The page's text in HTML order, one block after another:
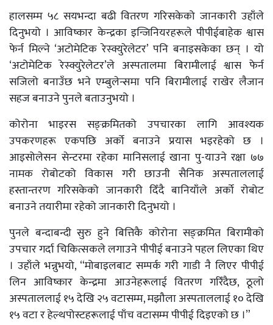
हालसम्म ५८ सयभन्दा बढी वितरण गरिसकेको जानकारी उहाँले
दिनुभयो । आविष्कार केन्द्रका इन्जिनियरहरूले पीपीईबाहेक श्वास
फेर्न मिल्ने ‘अटोमेटिक रेस्क्युरेलेटर’ पनि बनाइसकेका छन् । यो
‘अटोमेटिक रेस्क्युरेलेटर’ले अस्पतालमा बिरामीलाई श्वास फेर्न
सजिलो बनाउँछ भने एम्बुलेन्समा पनि बिरामीलाई राखेर लैजान
सहज बनाउने पुनले बताउनुभयो ।
कोरोना भाइरस सङ्क्रमितको उपचारका लागि आवश्यक
उपकरणहरू एकपछि अर्को बनाउने प्रयास भइरहेको छ ।
आइसोलेसन सेन्टरमा रहेका मानिसलाई खाना पु-याउने रक्षा ७७
नामक रोबोटको विकास गरी छाउनी सैनिक अस्पताललाई
हस्तान्तरण गरिसकेको जानकारी दिँदै बानियाँले अर्को रोबोट
बनाउने तयारीमा रहेको जानकारी दिनुभयो ।
पुनले बन्दाबन्दी सुरु हुने बित्तिकै कोरोना सङ्क्रमित बिरामीको
उपचार गर्दा चिकित्सकले लगाउने पीपीई बनाउने पहल लिएका थिए
। उहाँले भन्नुभयो, “मोबाइलबाट सम्पर्क गरी गाडी नै लिएर पीपीई
लिन आविष्कार केन्द्रमा आउनेहरूलाई वितरण गरिँदैछ, ठूलो
अस्पताललाई १५ देखि २५ वटासम्म, मझौला अस्पताललाई १० देखि
१५ वटा र हेल्थपोस्टहरूलाई पाँच वटासम्म पीपीई दिइएको छ ।”